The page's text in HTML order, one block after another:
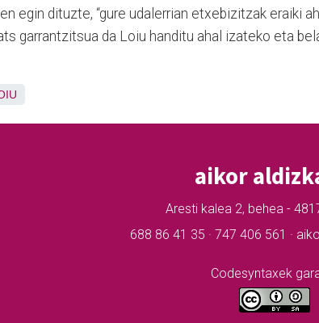
egin dituzte, “gure udalerrian etxebizitzak eraiki
garrantzitsua da Loiu handitu ahal izateko eta
aikor
Aresti kalea 2, behea -
688 86 41 35 · 747 406 561 ·
Codesyntaxek